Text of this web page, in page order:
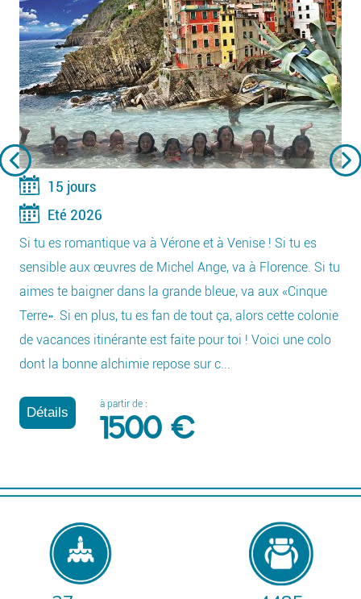
15 jours
Eté 2026
Si tu es romantique va à Vérone et à Venise ! Si tu es
sensible aux œuvres de Michel Ange, va à Florence. Si tu
aimes te baigner dans la grande bleue, va aux «Cinque
Terre». Si en plus, tu es fan de tout ça, alors cette colonie
de vacances itinérante est faite pour toi ! Voici une colo
dont la bonne alchimie repose sur c...
Détails
à partir de :
1500 €